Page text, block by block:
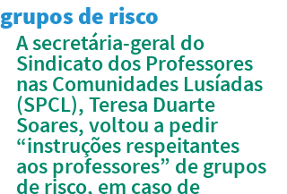
grupos de risco
A secretária-geral do
Sindicato dos Professores
nas Comunidades Lusíadas
(SPCL), Teresa Duarte
Soares, voltou a pedir
“instruções respeitantes
aos professores” de grupos
de risco, em caso de